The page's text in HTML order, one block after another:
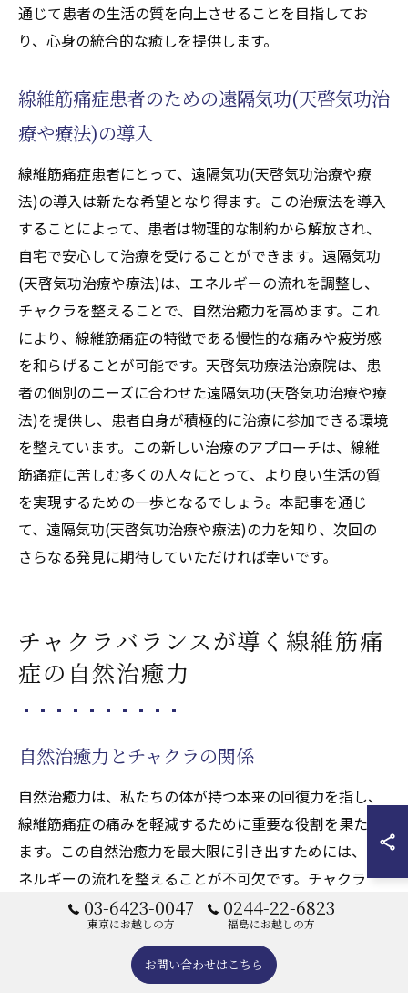
通じて患者の生活の質を向上させることを目指してお
り、心身の統合的な癒しを提供します。
線維筋痛症患者のための遠隔気功(天啓気功治
療や療法)の導入
線維筋痛症患者にとって、遠隔気功(天啓気功治療や療
法)の導入は新たな希望となり得ます。この治療法を導入
することによって、患者は物理的な制約から解放され、
自宅で安心して治療を受けることができます。遠隔気功
(天啓気功治療や療法)は、エネルギーの流れを調整し、
チャクラを整えることで、自然治癒力を高めます。これ
により、線維筋痛症の特徴である慢性的な痛みや疲労感
を和らげることが可能です。天啓気功療法治療院は、患
者の個別のニーズに合わせた遠隔気功(天啓気功治療や療
法)を提供し、患者自身が積極的に治療に参加できる環境
を整えています。この新しい治療のアプローチは、線維
筋痛症に苦しむ多くの人々にとって、より良い生活の質
を実現するための一歩となるでしょう。本記事を通じ
て、遠隔気功(天啓気功治療や療法)の力を知り、次回の
さらなる発見に期待していただければ幸いです。
チャクラバランスが導く線維筋痛
症の自然治癒力
自然治癒力とチャクラの関係
自然治癒力は、私たちの体が持つ本来の回復力を指し、
線維筋痛症の痛みを軽減するために重要な役割を果たし
ます。この自然治癒力を最大限に引き出すためには、エ
ネルギーの流れを整えることが不可欠です。チャクラ
は、このエネルギーの流れの中心として機能しており、
各チャクラが適切に調和することで、身体全体のバラン
スが保たれ、自然治癒力が強化されるのです。特に線維
筋痛症の患者においては、チャクラがエネルギーの流れ
03-6423-0047
東京にお越しの方
0244-22-6823
福島にお越しの方
お問い合わせはこちら